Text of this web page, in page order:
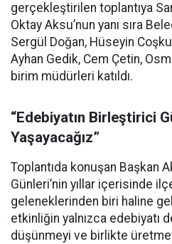
gerçekleştirilen toplantıya
Oktay Aksu’nun yanı sıra
Sergül Doğan, Hüseyin
Ayhan Gedik, Cem Çetin,
birim müdürleri katıldı.
“Edebiyatın Birleştirici
Yaşayacağız”
Toplantıda konuşan Başkan
Günleri’nin yıllar içerisinde
geleneklerinden biri haline
etkinliğin yalnızca edebiyatı
düşünmeyi ve birlikte